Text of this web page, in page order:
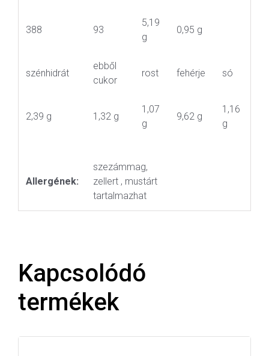
388 93
5,19
g
0,95 g
szénhidrát
ebből
cukor
rost fehérje só
2,39 g 1,32 g
1,07
g
9,62 g
1,16
g
Allergének:
szezámmag,
zellert , mustárt
tartalmazhat
Kapcsolódó
termékek